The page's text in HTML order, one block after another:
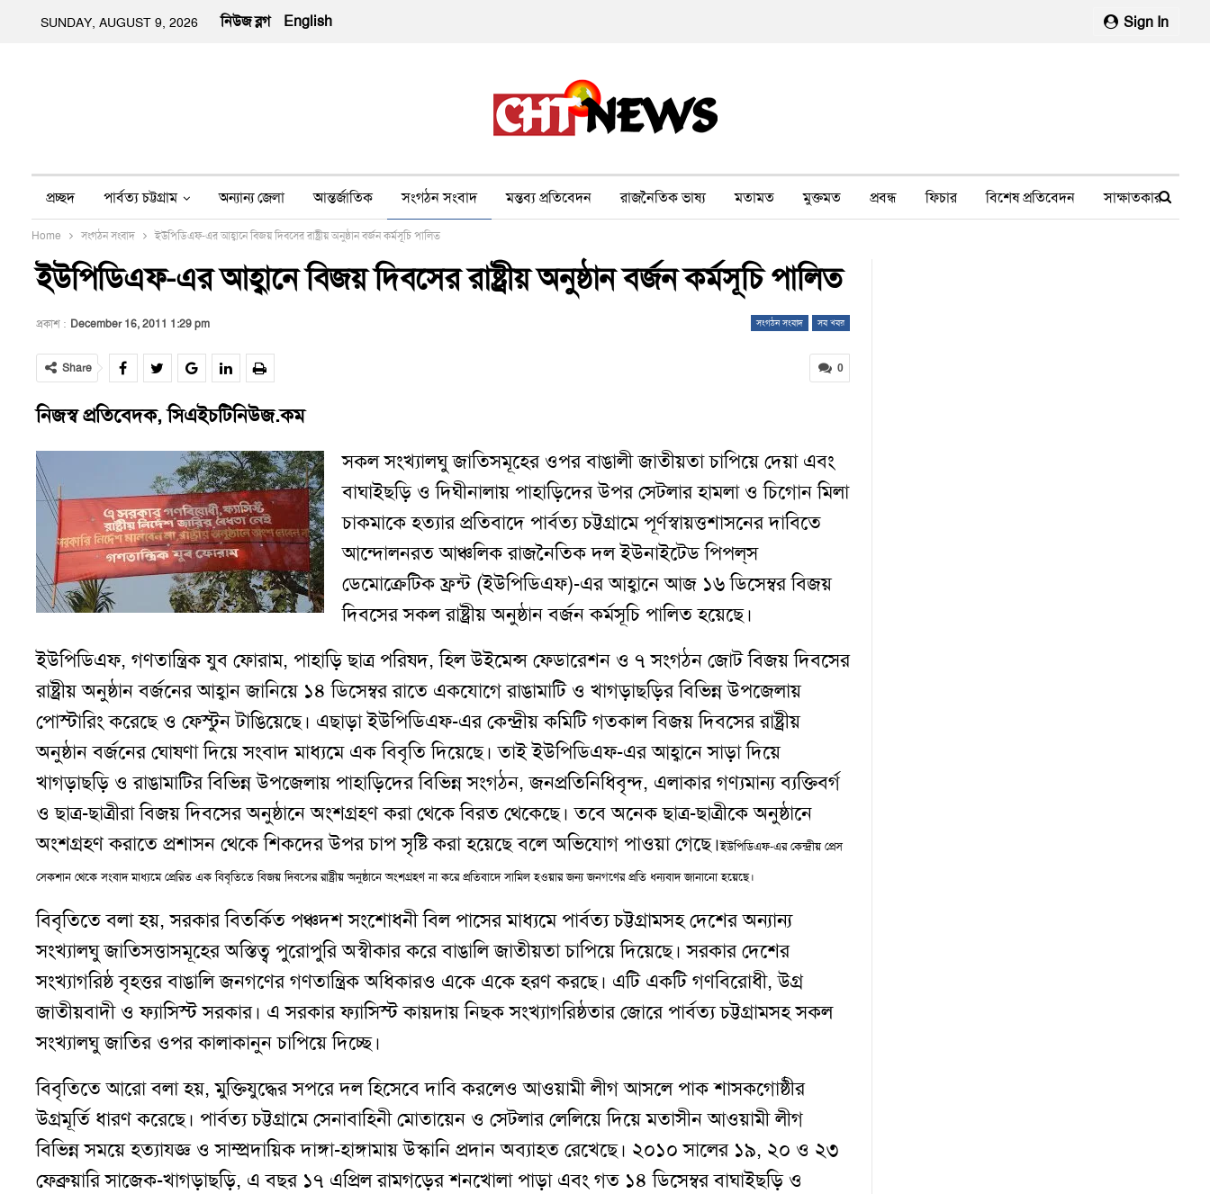
Sign In
SUNDAY, AUGUST 9, 2026 নিউজ ব্লগ English
প্রচ্ছদ পার্বত্য চট্টগ্রাম অন্যান্য জেলা আন্তর্জাতিক সংগঠন সংবাদ মন্তব্য প্রতিবেদন রাজনৈতিক ভাষ্য মতামত মুক্তমত প্রবন্ধ ফিচার বিশেষ প্রতিবেদন সাক্ষাতকার
অন্য মিডিয়া ইতিহাস জীবন-যাপন তথ্য প্রযুক্তি নারীর ওপর সহিংসতা
Home সংগঠন সংবাদ ইউপিডিএফ-এর আহ্বানে বিজয় দিবসের রাষ্ট্রীয় অনুষ্ঠান বর্জন কর্মসূচি পালিত
ইউপিডিএফ-এর আহ্বানে বিজয় দিবসের রাষ্ট্রীয় অনুষ্ঠান বর্জন কর্মসূচি পালিত
সংগঠন সংবাদ সব খবর
প্রকাশ : December 16, 2011 1:29 pm
0
Share
নিজস্ব প্রতিবেদক, সিএইচটিনিউজ.কম
সকল সংখ্যালঘু জাতিসমূহের ওপর বাঙালী জাতীয়তা চাপিয়ে দেয়া এবং
বাঘাইছড়ি ও দিঘীনালায়পাহাড়িদের উপরসেটলার হামলা ও চিগোন মিলা
চাকমাকে হত্যার প্রতিবাদে পার্বত্য চট্টগ্রামে পূর্ণস্বায়ত্তশাসনের দাবিতে
আন্দোলনরত আঞ্চলিক রাজনৈতিক দল ইউনাইটেড পিপল্‌স
ডেমোক্রেটিক ফ্রন্ট (ইউপিডিএফ)-এর আহ্বানে আজ ১৬ ডিসেম্বর বিজয়
দিবসের সকল রাষ্ট্রীয় অনুষ্ঠান বর্জন কর্মসূচি পালিত হয়েছে।
ইউপিডিএফ, গণতান্ত্রিক যুব ফোরাম, পাহাড়ি ছাত্র পরিষদ,হিল উইমেন্স ফেডারেশন ও ৭ সংগঠন জোট বিজয় দিবসের
রাষ্ট্রীয় অনুষ্ঠান বর্জনের আহ্বান জানিয়ে ১৪ ডিসেম্বর রাতে একযোগে রাঙামাটি ও খাগড়াছড়ির বিভিন্ন উপজেলায়
পোস্টারিং করেছে ও ফেস্টুন টাঙিয়েছে। এছাড়া ইউপিডিএফ-এর কেন্দ্রীয় কমিটি গতকাল বিজয় দিবসের রাষ্ট্রীয়
অনুষ্ঠান বর্জনের ঘোষণা দিয়ে সংবাদ মাধ্যমে এক বিবৃতি দিয়েছে।তাই ইউপিডিএফ-এর আহ্বানে সাড়া দিয়ে
খাগড়াছড়ি ও রাঙামাটির বিভিন্ন উপজেলায় পাহাড়িদের বিভিন্ন সংগঠন,জনপ্রতিনিধিবৃন্দ, এলাকার গণ্যমান্য ব্যক্তিবর্গ
ও ছাত্র-ছাত্রীরা বিজয় দিবসের অনুষ্ঠানে অংশগ্রহণ করা থেকে বিরত থেকেছে।তবে অনেক ছাত্র-ছাত্রীকে অনুষ্ঠানে
অংশগ্রহণ করাতে প্রশাসন থেকে শিকদের উপর চাপ সৃষ্টি করা হয়েছে বলে অভিযোগ পাওয়া গেছে।ইউপিডিএফ-এর কেন্দ্রীয় প্রেস
সেকশান থেকে সংবাদ মাধ্যমে প্রেরিত এক বিবৃতিতে বিজয় দিবসের রাষ্ট্রীয় অনুষ্ঠানে অংশগ্রহণ না করে প্রতিবাদে সামিল হওয়ার জন্য জনগণের প্রতি ধন্যবাদ জানানো হয়েছে।
বিবৃতিতে বলা হয়,সরকার বিতর্কিত পঞ্চদশ সংশোধনী বিল পাসের মাধ্যমে পার্বত্য চট্টগ্রামসহ দেশের অন্যান্য
সংখ্যালঘু জাতিসত্তাসমূহের অস্তিত্ব পুরোপুরি অস্বীকার করে বাঙালি জাতীয়তা চাপিয়ে দিয়েছে।সরকার দেশের
সংখ্যাগরিষ্ঠ বৃহত্তর বাঙালি জনগণের গণতান্ত্রিক অধিকারও একে একে হরণ করছে। এটি একটি গণবিরোধী,উগ্র
জাতীয়বাদী ও ফ্যাসিস্ট সরকার। এ সরকার ফ্যাসিস্ট কায়দায় নিছক সংখ্যাগরিষ্ঠতার জোরে পার্বত্য চট্টগ্রামসহ সকল
সংখ্যালঘু জাতির ওপর কালাকানুন চাপিয়ে দিচ্ছে।
বিবৃতিতে আরো বলা হয়,মুক্তিযুদ্ধের সপরে দল হিসেবে দাবি করলেও আওয়ামী লীগ আসলে পাক শাসকগোষ্ঠীর
উগ্রমূর্তি ধারণ করেছে। পার্বত্য চট্টগ্রামে সেনাবাহিনী মোতায়েন ও সেটলার লেলিয়ে দিয়ে মতাসীন আওয়ামী লীগ
বিভিন্ন সময়ে হত্যাযজ্ঞ ও সাম্প্রদায়িক দাঙ্গা-হাঙ্গামায় উস্কানি প্রদান অব্যাহত রেখেছে। ২০১০ সালের ১৯, ২০ ও ২৩
ফেব্রুয়ারি সাজেক-খাগড়াছড়ি, এ বছর ১৭ এপ্রিল রামগড়ের শনখোলা পাড়া এবং গত ১৪ ডিসেম্বর বাঘাইছড়ি ও